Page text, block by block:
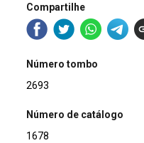
Compartilhe
Número tombo
2693
Número de catálogo
1678